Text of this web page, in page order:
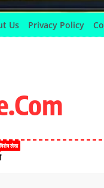
Us Privacy Policy
विशेष लेख